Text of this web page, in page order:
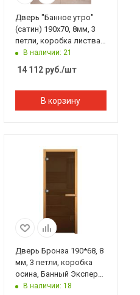
Дверь "Банное утро"
(сатин) 190х70, 8мм, 3
петли, коробка листва,
Банный Эксперт
В наличии: 21
14 112руб./шт
В корзину
Дверь Бронза 190*68, 8
мм, 3 петли, коробка
осина, Банный Эксперт
правая
В наличии: 18